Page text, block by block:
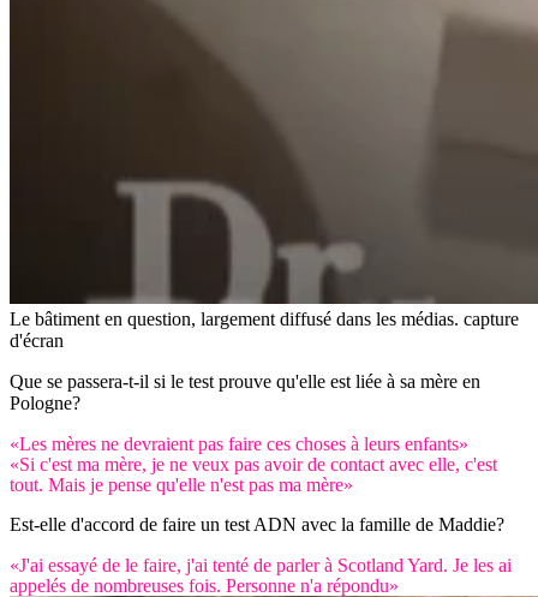
Le bâtiment en question, largement diffusé dans les médias. capture
d'écran
Que se passera-t-il si le test prouve qu'elle est liée à sa mère en
Pologne?
«Les mères ne devraient pas faire ces choses à leurs enfants»
«Si c'est ma mère, je ne veux pas avoir de contact avec elle, c'est
tout. Mais je pense qu'elle n'est pas ma mère»
Est-elle d'accord de faire un test ADN avec la famille de Maddie?
«J'ai essayé de le faire, j'ai tenté de parler à Scotland Yard. Je les ai
appelés de nombreuses fois. Personne n'a répondu»